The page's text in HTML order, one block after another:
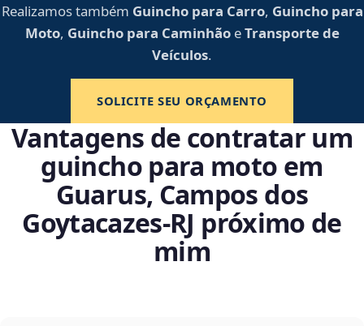
Realizamos também Guincho para Carro, Guincho para
Moto, Guincho para CaminhãoeTransporte de
Veículos.
SOLICITE SEU ORÇAMENTO
Vantagens de contratar um
guincho para moto em
Guarus, Campos dos
Goytacazes‑RJ próximo de
mim